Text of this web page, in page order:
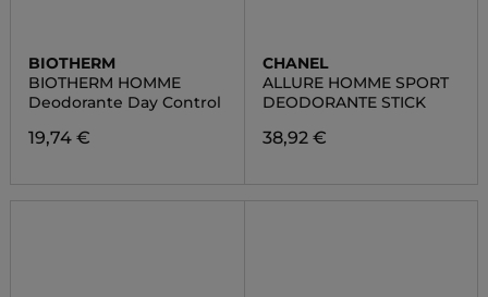
BIOTHERM
BIOTHERM HOMME
Deodorante Day Control
19,74 €
CHANEL
ALLURE HOMME SPORT
DEODORANTE STICK
38,92 €